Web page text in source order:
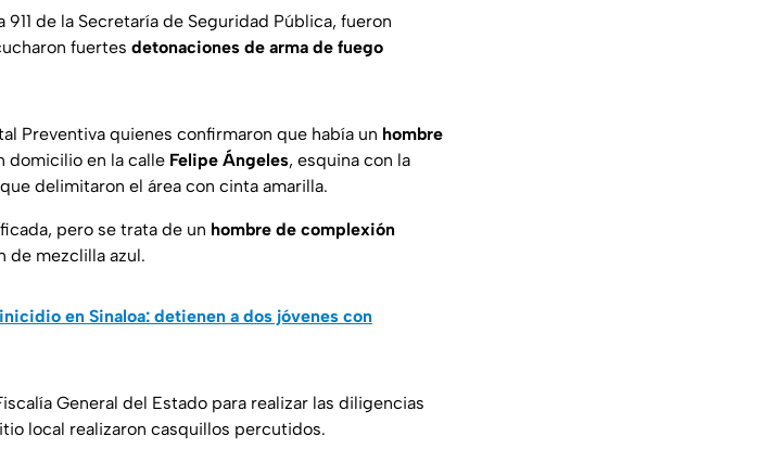
de la Secretaría de Seguridad Pública, fueron
fuertes detonaciones de arma de fuego
Preventiva quienes confirmaron que había un hombre
domicilio en la calle Felipe Ángeles, esquina con la
delimitaron el área con cinta amarilla.
pero se trata de un hombre de complexión
de mezclilla azul.
en Sinaloa: detienen a dos jóvenes con
General del Estado para realizar las diligencias
local realizaron casquillos percutidos.